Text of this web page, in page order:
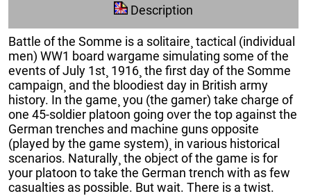
Description
Battle of the Somme is a solitaire¸ tactical (individual
men) WW1 board wargame simulating some of the
events of July 1st¸ 1916¸ the first day of the Somme
campaign¸ and the bloodiest day in British army
history. In the game¸ you (the gamer) take charge of
one 45-soldier platoon going over the top against the
German trenches and machine guns opposite
(played by the game system)¸ in various historical
scenarios. Naturally¸ the object of the game is for
your platoon to take the German trench with as few
casualties as possible. But wait. There is a twist.